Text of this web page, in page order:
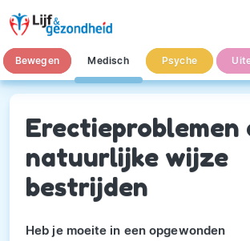
Bewegen Medisch Psyche
Erectieproblemen
natuurlijke wijze
bestrijden
Heb je moeite in een opgewonden